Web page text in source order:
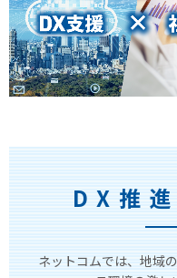
DX推
ネットコムでは、地域